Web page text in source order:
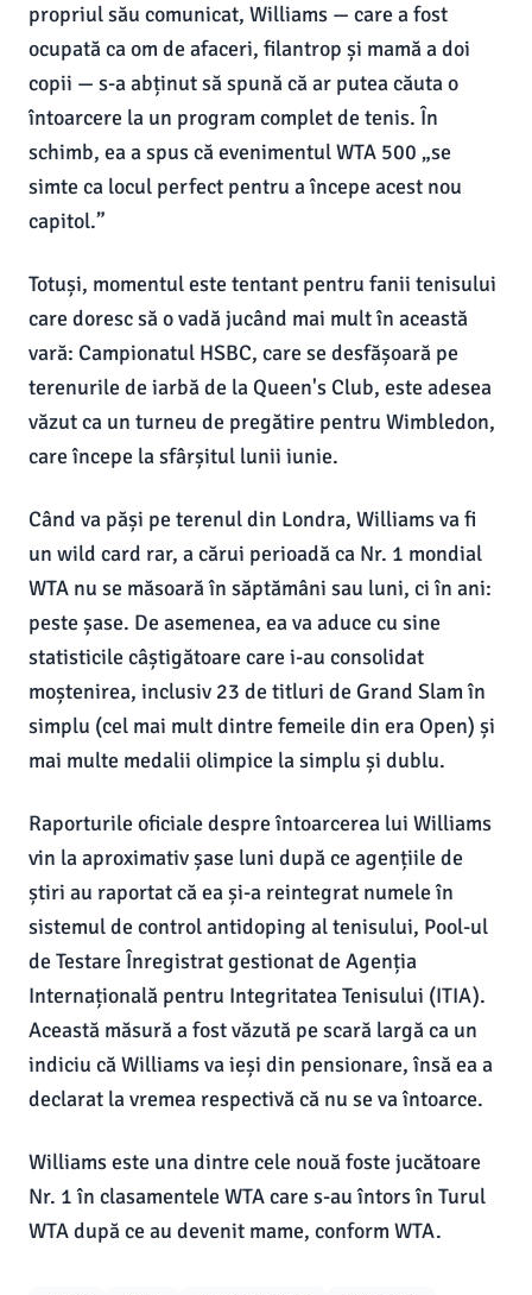
propriul său comunicat, Williams — care a fost
ocupată ca om de afaceri, filantrop și mamă a doi
copii — s-a abținut să spună că ar putea căuta o
întoarcere la un program complet de tenis. În
schimb, ea a spus că evenimentul WTA 500 „se
simte ca locul perfect pentru a începe acest nou
capitol.”
Totuși, momentul este tentant pentru fanii tenisului
care doresc să o vadă jucând mai mult în această
vară: Campionatul HSBC, care se desfășoară pe
terenurile de iarbă de la Queen's Club, este adesea
văzut ca un turneu de pregătire pentru Wimbledon,
care începe la sfârșitul lunii iunie.
Când va păși pe terenul din Londra, Williams va fi
un wild card rar, a cărui perioadă ca Nr. 1 mondial
WTA nu se măsoară în săptămâni sau luni, ci în ani:
peste șase. De asemenea, ea va aduce cu sine
statisticile câștigătoare care i-au consolidat
moștenirea, inclusiv 23 de titluri de Grand Slam în
simplu (cel mai mult dintre femeile din era Open) și
mai multe medalii olimpice la simplu și dublu.
Raporturile oficiale despre întoarcerea lui Williams
vin la aproximativ șase luni după ce agențiile de
știri au raportat că ea și-a reintegrat numele în
sistemul de control antidoping al tenisului, Pool-ul
de Testare Înregistrat gestionat de Agenția
Internațională pentru Integritatea Tenisului (ITIA).
Această măsură a fost văzută pe scară largă ca un
indiciu că Williams va ieși din pensionare, însă ea a
declarat la vremea respectivă că nu se va întoarce.
Williams este una dintre cele nouă foste jucătoare
Nr. 1 în clasamentele WTA care s-au întors în Turul
WTA după ce au devenit mame, conform WTA.